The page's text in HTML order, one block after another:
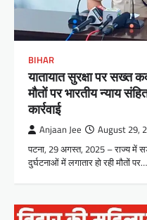
BIHAR
यातायात सुरक्षा पर सख्त
मौतों पर भारतीय न्याय
कार्रवाई
Anjaan Jee August 29,
पटना, 29 अगस्त, 2025 – राज्य में
दुर्घटनाओं में लगातार हो रही मौतों पर…